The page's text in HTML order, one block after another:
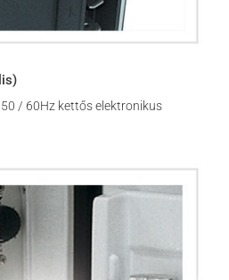
/ 60Hz kettős elektronikus